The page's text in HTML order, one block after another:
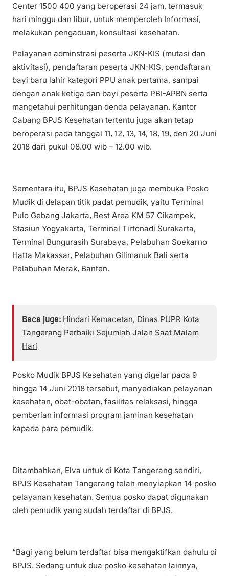
Center 1500 400 yang beroperasi 24 jam, termasuk
hari minggu dan libur, untuk memperoleh Informasi,
melakukan pengaduan, konsultasi kesehatan.
Pelayanan adminstrasi peserta JKN-KIS (mutasi dan
aktivitasi), pendaftaran peserta JKN-KIS, pendaftaran
bayi baru lahir kategori PPU anak pertama, sampai
dengan anak ketiga dan bayi peserta PBI-APBN serta
mangetahui perhitungan denda pelayanan. Kantor
Cabang BPJS Kesehatan tertentu juga akan tetap
beroperasi pada tanggal 11, 12, 13, 14, 18, 19, den 20 Juni
2018 dari pukul 08.00 wib – 12.00 wib.
Sementara itu, BPJS Kesehatan juga membuka Posko
Mudik di delapan titik padat pemudik, yaitu Terminal
Pulo Gebang Jakarta, Rest Area KM 57 Cikampek,
Stasiun Yogyakarta, Terminal Tirtonadi Surakarta,
Terminal Bungurasih Surabaya, Pelabuhan Soekarno
Hatta Makassar, Pelabuhan Gilimanuk Bali serta
Pelabuhan Merak, Banten.
Baca juga: Hindari Kemacetan, Dinas PUPR Kota
Tangerang Perbaiki Sejumlah Jalan Saat Malam
Hari
Posko Mudik BPJS Kesehatan yang digelar pada 9
hingga 14 Juni 2018 tersebut, manyediakan pelayanan
kesehatan, obat-obatan, fasilitas relaksasi, hingga
pemberian informasi program jaminan kesehatan
kapada para pemudik.
Ditambahkan, Elva untuk di Kota Tangerang sendiri,
BPJS Kesehatan Tangerang telah menyiapkan 14 posko
pelayanan kesehatan. Semua posko dapat digunakan
oleh pemudik yang sudah terdaftar di BPJS.
“Bagi yang belum terdaftar bisa mengaktifkan dahulu di
BPJS. Sedang untuk dua posko kesehatan lainnya,